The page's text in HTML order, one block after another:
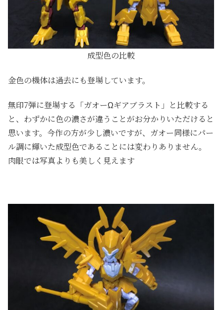
成型色の比較
金色の機体は過去にも登場しています。
無印7弾に登場する「ガオーΩギアブラスト」と比較する
と、わずかに色の濃さが違うことがお分かりいただけると
思います。今作の方が少し濃いですが、ガオー同様にパー
ル調に輝いた成型色であることには変わりありません。
肉眼では写真よりも美しく見えます